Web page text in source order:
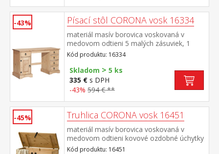
-43% Písací stôl CORONA vosk 16334
materiál masív borovica voskovaná v
medovom odtieni 5 malých zásuviek, 1
dvierka, kovové ozdobné úchytky súčasť
zostavy Corona
Kód produktu: 16334
Skladom > 5 ks
335 € s DPH
-43% 594 € **
-45% Truhlica CORONA vosk 16451
materiál masív borovica voskovaná v
medovom odtieni kovové ozdobné úchytky
a petlica súčasť zostavy Corona
Kód produktu: 16451